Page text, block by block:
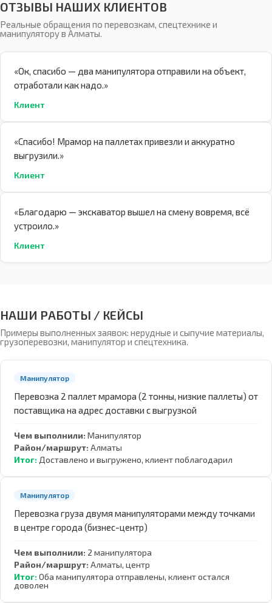
ОТЗЫВЫ НАШИХ КЛИЕНТОВ
Реальные обращения по перевозкам, спецтехнике и
манипулятору в Алматы.
«Ок, спасибо — два манипулятора отправили на объект,
отработали как надо.»
Клиент
«Спасибо! Мрамор на паллетах привезли и аккуратно
выгрузили.»
Клиент
«Благодарю — экскаватор вышел на смену вовремя, всё
устроило.»
Клиент
НАШИ РАБОТЫ / КЕЙСЫ
Примеры выполненных заявок: нерудные и сыпучие материалы,
грузоперевозки, манипулятор и спецтехника.
Манипулятор
Перевозка 2 паллет мрамора (2 тонны, низкие паллеты) от
поставщика на адрес доставки с выгрузкой
Чем выполнили: Манипулятор
Район/маршрут: Алматы
Итог: Доставлено и выгружено, клиент поблагодарил
Манипулятор
Перевозка груза двумя манипуляторами между точками
в центре города (бизнес-центр)
Чем выполнили: 2 манипулятора
Район/маршрут: Алматы, центр
Итог:Оба манипулятора отправлены, клиент остался
доволен